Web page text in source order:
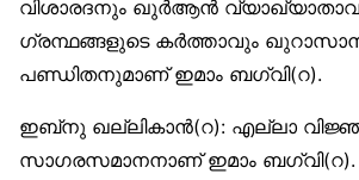
വിശാരദനും ഖുര്‍ആന്‍
ഗ്രന്ഥങ്ങളുടെ കര്‍ത്താവും
പണ്ഡിതനുമാണ് ഇമാം ബഗ്‌വി(റ).
ഇബ്‌നു ഖല്ലികാന്‍(റ): എല്ലാ
സാഗരസമാനനാണ് ഇമാം